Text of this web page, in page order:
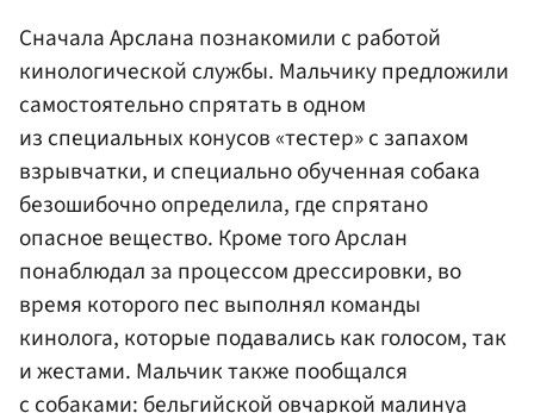
Сначала Арслана познакомили с работой
кинологической службы. Мальчику предложили
самостоятельно спрятать в одном
из специальных конусов «тестер» с запахом
взрывчатки, и специально обученная собака
безошибочно определила, где спрятано
опасное вещество. Кроме того Арслан
понаблюдал за процессом дрессировки, во
время которого пес выполнял команды
кинолога, которые подавались как голосом, так
и жестами. Мальчик также пообщался
с собаками: бельгийской овчаркой малинуа